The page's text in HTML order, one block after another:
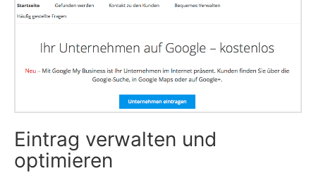
Eintrag verwalten und
optimieren